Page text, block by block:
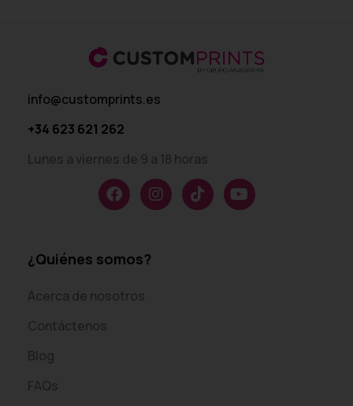
info@customprints.es
+34 623 621 262
Lunes a viernes de 9 a 18 horas
¿Quiénes somos?
Acerca de nosotros
Contáctenos
Blog
FAQs